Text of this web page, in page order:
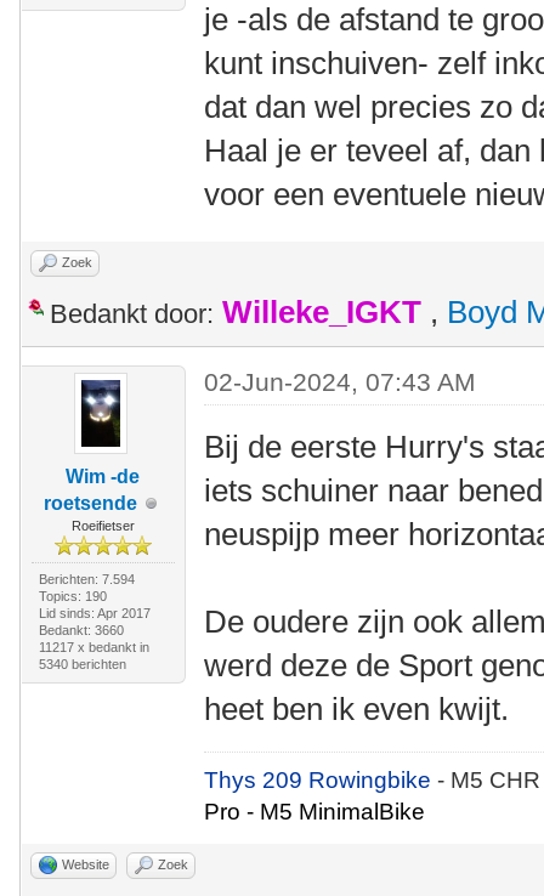
je -als de afstand te
kunt inschuiven- zelf
dat dan wel precies zo
Haal je er teveel af,
voor een eventuele
Zoek
Bedankt door: Willeke_IGKT , Boyd
Wim -de
roetsende
Roeifietser
Berichten: 7.594
Topics: 190
Lid sinds: Apr 2017
Bedankt: 3660
11217 x bedankt in
5340 berichten
02-Jun-2024, 07:43 AM
Bij de eerste Hurry's
iets schuiner naar
neuspijp meer
De oudere zijn ook
werd deze de Sport
heet ben ik even kwijt.
Thys 209 Rowingbike- M5
Pro - M5 MinimalBike
Website Zoek